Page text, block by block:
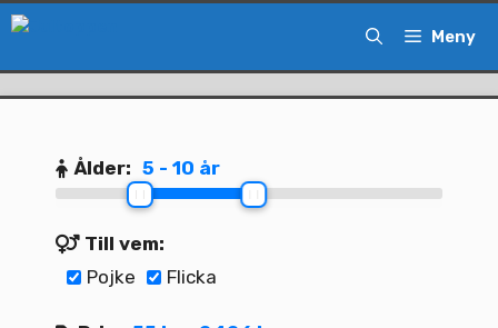
Hoppa
innehåll
Meny
Ålder: 5 - 10 år
Till vem:
Pojke
Flicka